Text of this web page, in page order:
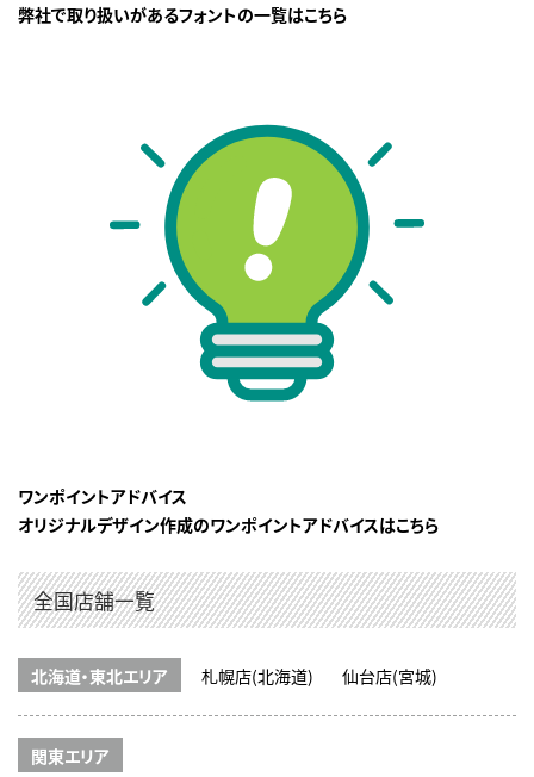
弊社で取り扱いがあるフォントの一覧はこちら
ワンポイントアドバイス
オリジナルデザイン作成のワンポイントアドバイスはこちら
全国店舗一覧
北海道・東北エリア 札幌店(北海道) 仙台店(宮城)
関東エリア